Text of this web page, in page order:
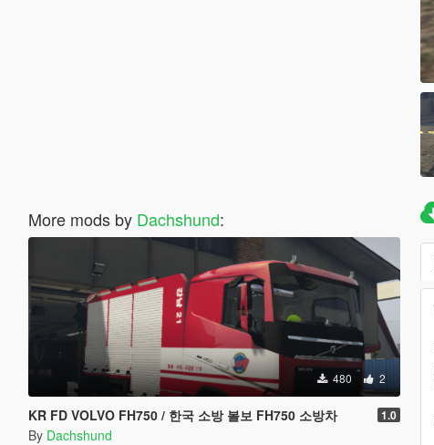
More mods by Dachshund:
480 2
KR FD VOLVO FH750 / 한국 소방 볼보 FH750 소방차 1.0
By Dachshund